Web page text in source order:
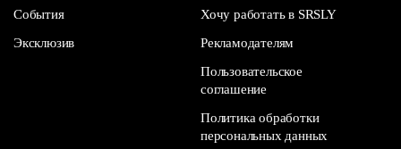
События
Эксклюзив
Хочу работать в SRSLY
Рекламодателям
Пользовательское
соглашение
Политика обработки
персональных данных